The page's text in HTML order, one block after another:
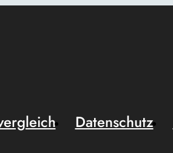
Datenschutz